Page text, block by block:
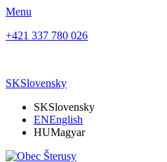
Menu
+421 337 780 026
SKSlovensky
SKSlovensky
ENEnglish
HUMagyar